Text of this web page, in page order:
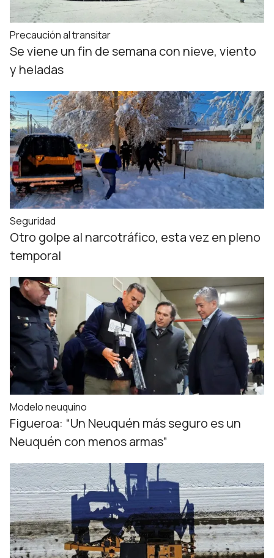
Precaución al transitar
Se viene un fin de semana con nieve, viento
y heladas
Seguridad
Otro golpe al narcotráfico, esta vez en pleno
temporal
Modelo neuquino
Figueroa: “Un Neuquén más seguro es un
Neuquén con menos armas”